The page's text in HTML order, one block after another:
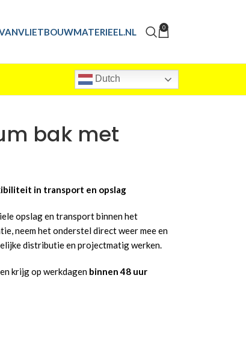
0
Dutch
bak met
in transport en opslag
opslag en transport binnen het
neem het onderstel direct weer mee en
distributie en projectmatig werken.
krijg op werkdagen binnen 48 uur